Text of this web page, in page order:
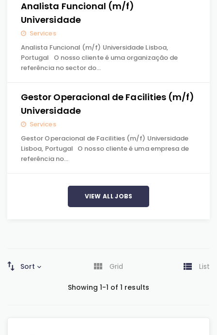
Analista Funcional (m/f)
Universidade
Services
Analista Funcional (m/f) Universidade Lisboa,
Portugal O nosso cliente é uma organização de
referência no sector do…
Gestor Operacional de Facilities (m/f)
Universidade
Services
Gestor Operacional de Facilities (m/f) Universidade
Lisboa, Portugal O nosso cliente é uma empresa de
referência no…
VIEW ALL JOBS
Sort Grid List
Showing 1-1 of 1 results